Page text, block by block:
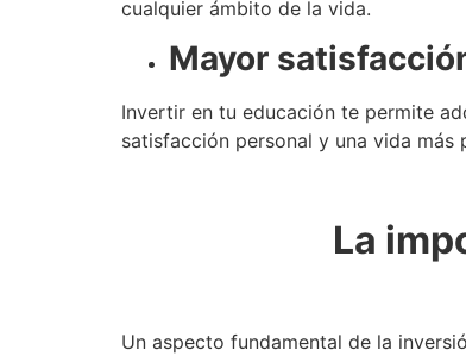
cualquier ámbito de la vida.
Mayor
Invertir en tu educación te permite
satisfacción personal y una vida más
La
Un aspecto fundamental de la